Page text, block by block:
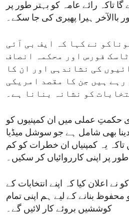
تاکہ رائے عامہ کو بہتر طور پر
باالآخر ہیرا پھیری کی جا سکے۔
نے کہا کہ ایف بی آئی
فورس اور محکمہ انصاف
کی نشاندہی اور ان کا
رہے ہیں جن کا مقصد امریکی
کو نشانہ بنانا ہے۔
حکمتِ عملی میں ان کمپنیوں کو
بھی شامل ہے جو سوشل میڈیا
تاکہ یہ کمپنیاں ان خطرات کو کم
طور پر اپنی کارروائیاں کر سکیں۔
نے اعلان کیا کہ اپنے انتخابات کے
بنانے کے لیے ہم اپنی تمام
کوششیں بروئے کار لائیں گے۔